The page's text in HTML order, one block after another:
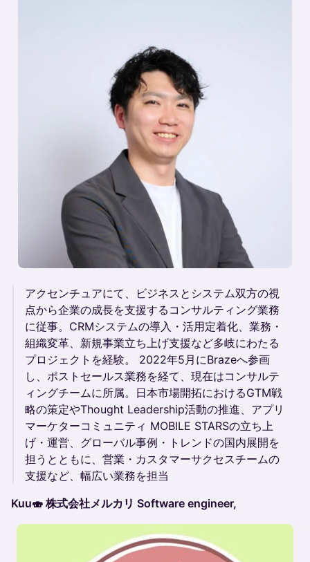
アクセンチュアにて、ビジネスとシステム双方の視
点から企業の成長を支援するコンサルティング業務
に従事。CRMシステムの導入・活用定着化、業務・
組織変革、新規事業立ち上げ支援など多岐にわたる
プロジェクトを経験。 2022年5月にBrazeへ参画
し、ポストセールス業務を経て、現在はコンサルテ
ィングチームに所属。日本市場開拓におけるGTM戦
略の策定やThought Leadership活動の推進、アプリ
マーケターコミュニティ MOBILE STARSの立ち上
げ・運営、グローバル事例・トレンドの国内展開を
担うとともに、営業・カスタマーサクセスチームの
支援など、幅広い業務を担当
Kuu🍣 株式会社メルカリ Software engineer,